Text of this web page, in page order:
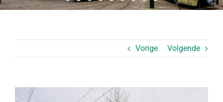
Vorige Volgende
Bekijk